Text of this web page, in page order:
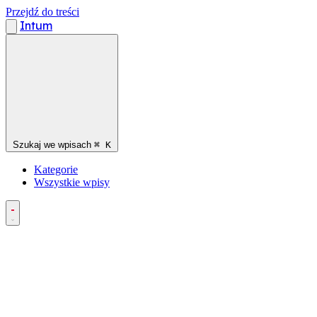
Przejdź do treści
Intum
Szukaj we wpisach ⌘ K
Kategorie
Wszystkie wpisy